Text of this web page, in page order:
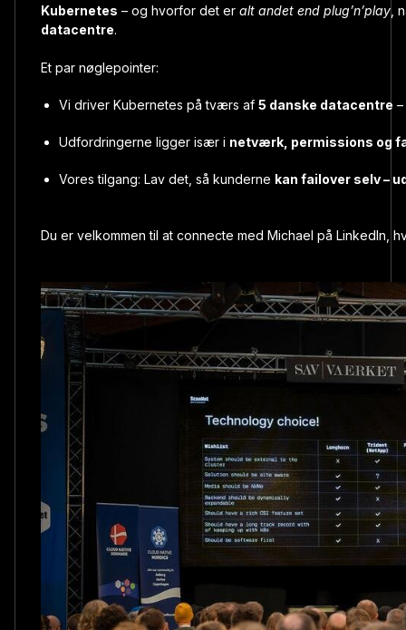
Kubernetes – og hvorfor det er alt andet end plug’n’play ,
datacentre.
Et par nøglepointer:
Vi driver Kubernetes på tværs af 5 danske datacentre
Udfordringerne ligger især i netværk, permissions og
Vores tilgang: Lav det, så kunderne kan failover selv –
Du er velkommen til at connecte med Michael på LinkedIn ,